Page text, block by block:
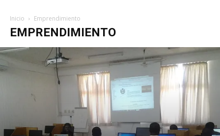
Inicio Emprendimiento
EMPRENDIMIENTO